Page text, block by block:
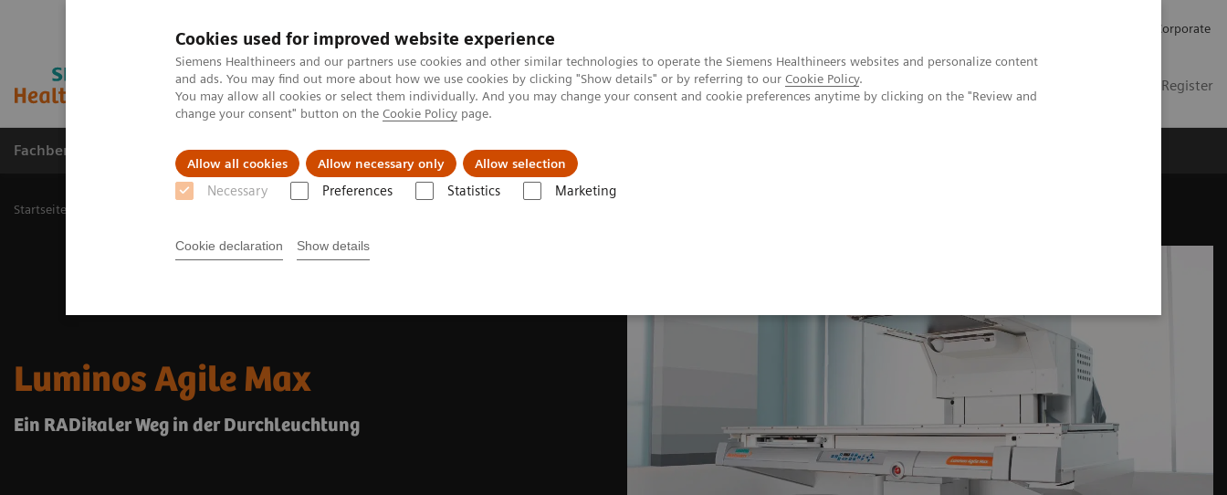
Cookies used for improved website experience
Siemens Healthineers and our partners use cookies and other similar technologies to operate the Siemens Healthineers websites and personalize content
and ads. You may find out more about how we use cookies by clicking "Show details" or by referring to our Cookie Policy.
You may allow all cookies or select them individually. And you may change your consent and cookie preferences anytime by clicking on the "Review and
change your consent" button on the Cookie Policy page.
Allow all cookies Allow necessary only Allow selection
Necessary Preferences Statistics Marketing
Cookie declaration Show details
Corporate
Login / Register
Fachbereiche Healthcare Management Produkte & Services
Startseite
Luminos Agile Max
Ein RADikaler Weg in der Durchleuchtung